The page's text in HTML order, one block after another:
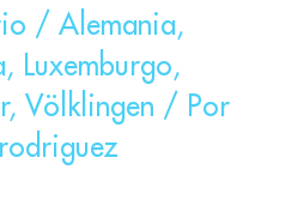
/ Alemania,
, Luxemburgo,
, Völklingen / Por